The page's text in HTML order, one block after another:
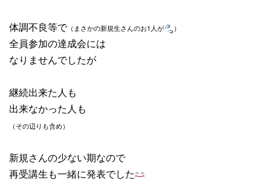
体調不良等で（まさかの新規生さんのお1人が ）
全員参加の達成会には
なりませんでしたが
継続出来た人も
出来なかった人も
（その辺りも含め）
新規さんの少ない期なので
再受講生も一緒に発表でした